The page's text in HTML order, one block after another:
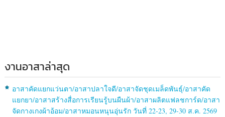
งานอาสาล่าสุด
อาสาคัดแยกแว่นตา/อาสาปลาใจดี/อาสาจัดชุดเมล็ดพันธุ์/อาสาคัด
แยกยา/อาสาสร้างสื่อการเรียนรู้บนผืนผ้า/อาสาผลิตแฟลชการ์ด/อาสา
จัดกางเกงผ้าอ้อม/อาสาหมอนหนุนอุ่นรัก วันที่ 22-23, 29-30 ส.ค. 2569